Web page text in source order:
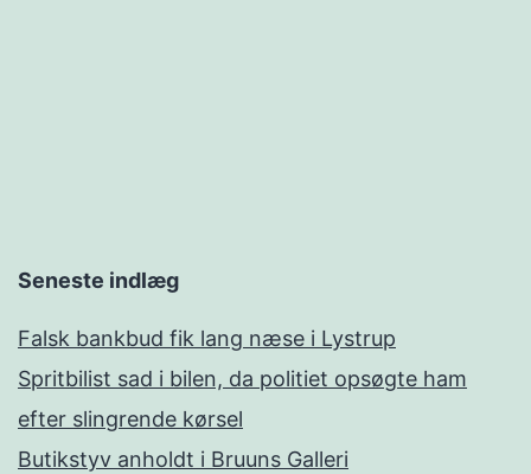
Seneste indlæg
Falsk bankbud fik lang næse i Lystrup
Spritbilist sad i bilen, da politiet opsøgte ham
efter slingrende kørsel
Butikstyv anholdt i Bruuns Galleri